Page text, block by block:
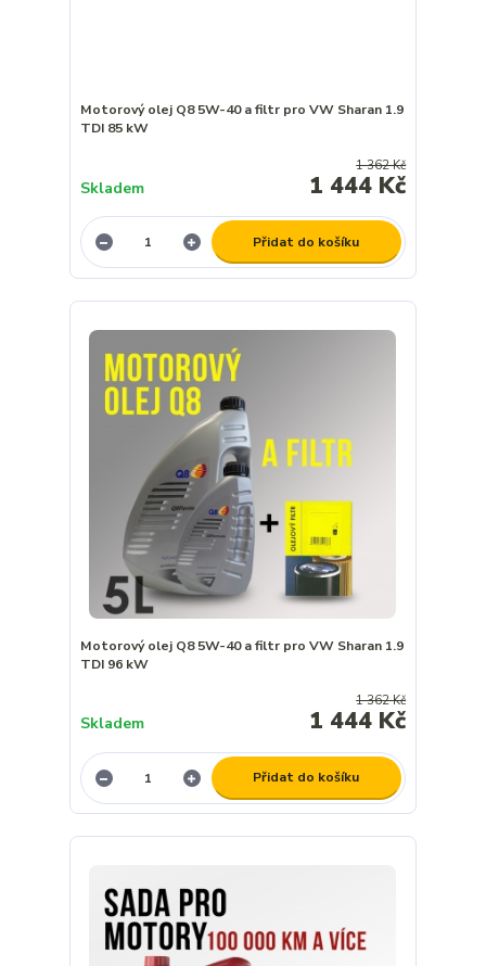
Motorový olej Q8 5W-40 a filtr pro VW Sharan 1.9
TDI 85 kW
1 362 Kč
1 444 Kč
Skladem
Přidat do košíku
Motorový olej Q8 5W-40 a filtr pro VW Sharan 1.9
TDI 96 kW
1 362 Kč
1 444 Kč
Skladem
Přidat do košíku